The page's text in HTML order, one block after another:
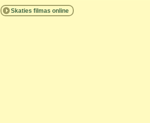
Skaties filmas online